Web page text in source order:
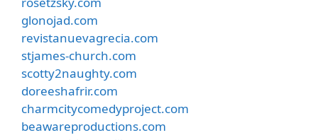
glonojad.com
revistanuevagrecia.com
stjames-church.com
scotty2naughty.com
doreeshafrir.com
charmcitycomedyproject.com
beawareproductions.com